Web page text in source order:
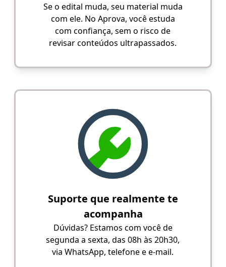
Se o edital muda, seu material muda
com ele. No Aprova, você estuda
com confiança, sem o risco de
revisar conteúdos ultrapassados.
Suporte que realmente te
acompanha
Dúvidas? Estamos com você de
segunda a sexta, das 08h às 20h30,
via WhatsApp, telefone e e-mail.